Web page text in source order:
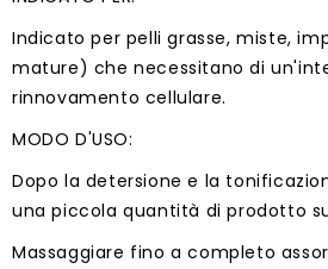
Indicato per pelli grasse, miste,
mature) che necessitano di
rinnovamento cellulare.
MODO D'USO:
Dopo la detersione e la
una piccola quantità di prodotto
Massaggiare fino a completo